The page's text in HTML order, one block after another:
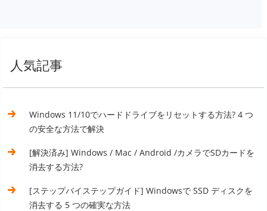
人気記事
Windows 11/10でハードドライブをリセットする方法? 4 つ
の安全な方法で解決
[解決済み] Windows / Mac / Android /カメラでSDカードを
消去する方法?
[ステップバイステップガイド] Windowsで SSD ディスクを
消去する 5 つの確実な方法